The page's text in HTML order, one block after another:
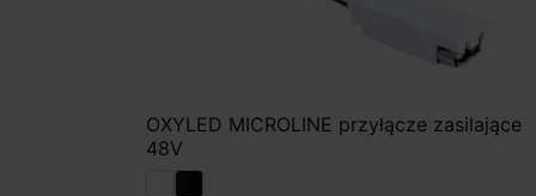
OXYLED MICROLINE przyłącze zasilające
48V